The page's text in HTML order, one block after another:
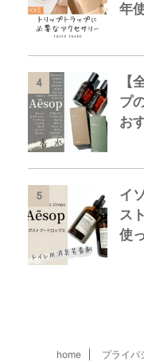
年
4
【
プ
お
5
イ
ス
使
home プライバ